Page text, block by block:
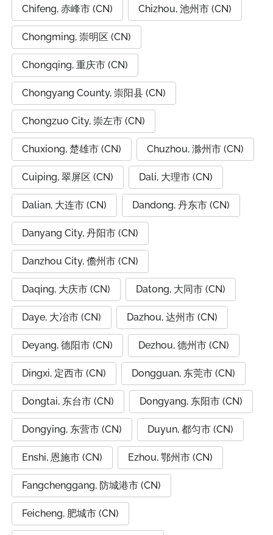
Chifeng, 赤峰市 (CN) Chizhou, 池州市 (CN)
Chongming, 崇明区 (CN)
Chongqing, 重庆市 (CN)
Chongyang County, 崇阳县 (CN)
Chongzuo City, 崇左市 (CN)
Chuxiong, 楚雄市 (CN) Chuzhou, 滁州市 (CN)
Cuiping, 翠屏区 (CN) Dali, 大理市 (CN)
Dalian, 大连市 (CN) Dandong, 丹东市 (CN)
Danyang City, 丹阳市 (CN)
Danzhou City, 儋州市 (CN)
Daqing, 大庆市 (CN) Datong, 大同市 (CN)
Daye, 大冶市 (CN) Dazhou, 达州市 (CN)
Deyang, 德阳市 (CN) Dezhou, 德州市 (CN)
Dingxi, 定西市 (CN) Dongguan, 东莞市 (CN)
Dongtai, 东台市 (CN) Dongyang, 东阳市 (CN)
Dongying, 东营市 (CN) Duyun, 都匀市 (CN)
Enshi, 恩施市 (CN) Ezhou, 鄂州市 (CN)
Fangchenggang, 防城港市 (CN)
Feicheng, 肥城市 (CN)